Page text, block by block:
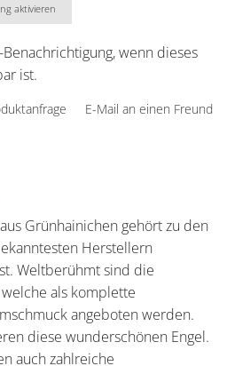
aktivieren
wenn dieses
ist.
E-Mail an einen Freund
Grünhainichen gehört zu den
Herstellern
Weltberühmt sind die
als komplette
angeboten werden.
diese wunderschönen Engel.
auch zahlreiche